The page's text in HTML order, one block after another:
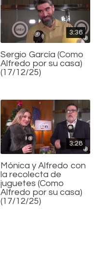
3:36
Sergio García (Como
Alfredo por su casa)
(17/12/25)
3:28
Mónica y Alfredo con
la recolecta de
juguetes (Como
Alfredo por su casa)
(17/12/25)